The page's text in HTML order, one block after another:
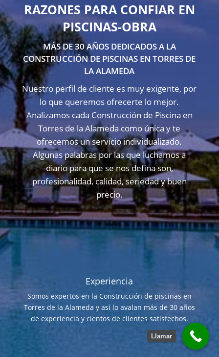
RAZONES PARA CONFIAR EN
PISCINAS-OBRA
MÁS DE 30 AÑOS DEDICADOS A LA
CONSTRUCCIÓN DE PISCINAS EN TORRES DE
LA ALAMEDA
Nuestro perfil de cliente es muy exigente, por
lo que queremos ofrecerte lo mejor.
Analizamos cada Construcción de Piscina en
Torres de la Alameda como única y te
ofrecemos un servicio individualizado.
Algunas palabras por las que luchamos a
diario para que se nos defina son,
profesionalidad, calidad, seriedad y buen
precio.
Experiencia
Somos expertos en la Construcción de piscinas en
Torres de la Alameda y así lo avalan más de 30 años
de experiencia y cientos de clientes satisfechos.
Llamar